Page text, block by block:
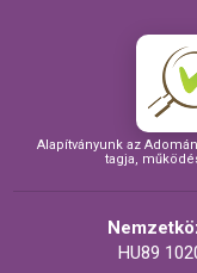
Alapítványunk az
tagja,
HU89